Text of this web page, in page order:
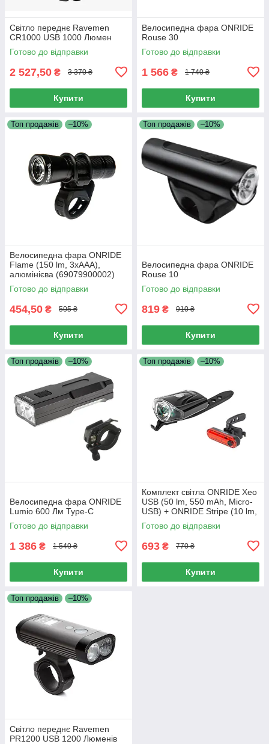
Світло переднє Ravemen
CR1000 USB 1000 Люмен
Готово до відправки
2 527,50 ₴ 3 370 ₴
Купити
Велосипедна фара ONRIDE
Rouse 30
Готово до відправки
1 566 ₴ 1 740 ₴
Купити
Топ продажів –10%
Велосипедна фара ONRIDE
Flame (150 lm, 3xAAA),
алюмінієва (69079900002)
Готово до відправки
454,50 ₴ 505 ₴
Купити
Топ продажів –10%
Велосипедна фара ONRIDE
Rouse 10
Готово до відправки
819 ₴ 910 ₴
Купити
Топ продажів –10%
Велосипедна фара ONRIDE
Lumio 600 Лм Type-C
Готово до відправки
1 386 ₴ 1 540 ₴
Купити
Топ продажів –10%
Комплект світла ONRIDE Xeo
USB (50 lm, 550 mAh, Micro-
USB) + ONRIDE Stripe (10 lm,
90 mAh, Type-C)
Готово до відправки
693 ₴ 770 ₴
Купити
Топ продажів –10%
Світло переднє Ravemen
PR1200 USB 1200 Люменів